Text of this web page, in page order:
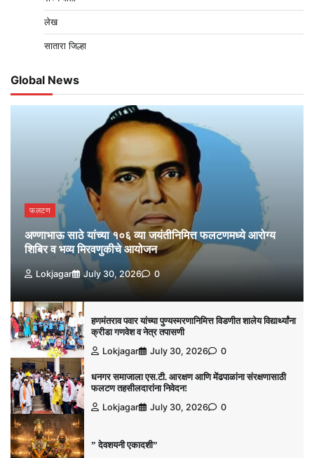
लेख
सातारा जिल्हा
Global News
फलटण
अण्णाभाऊ साठे यांच्या १०६ व्या जयंतीनिमित्त फलटणमध्ये आरोग्य
शिबिर व भव्य मिरवणुकीचे आयोजन
Lokjagar July 30, 2026 0
हणमंतराव पवार यांच्या पुण्यस्मरणानिमित्त विडणीत शालेय विद्यार्थ्यांना
क्रीडा गणवेश व नेत्र तपासणी
Lokjagar
July 30, 2026 0
धनगर समाजाला एस.टी. आरक्षण आणि मेंढपाळांना संरक्षणासाठी
फलटण तहसीलदारांना निवेदन!
Lokjagar
July 30, 2026 0
” देवशयनी एकादशी”